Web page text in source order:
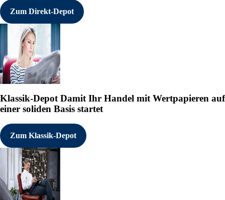
Zum Direkt-Depot
Klassik-DepotDamit Ihr Handel mit Wertpapieren auf
einer soliden Basis startet
Zum Klassik-Depot